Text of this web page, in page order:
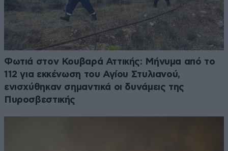
Φωτιά στον Κουβαρά Αττικής: Μήνυμα από το
112 για εκκένωση του Αγίου Στυλιανού,
ενισχύθηκαν σημαντικά οι δυνάμεις της
Πυροσβεστικής